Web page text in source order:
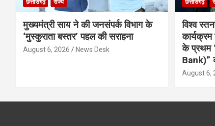
छत्तीसगढ़ राज्य
मुख्यमंत्री साय ने की जनसंपर्क विभाग के
‘मुस्कुराता बस्तर’ पहल की सराहना
August 6, 2026 News Desk
छत्तीसगढ़
विश्व
के प्रथम
Bank)”
August 6,